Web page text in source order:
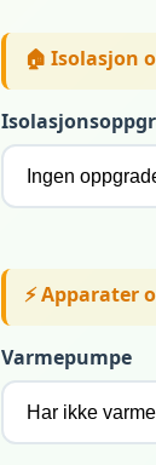
🏠 Isolasjon
⚡ Apparater
Varmepumpe